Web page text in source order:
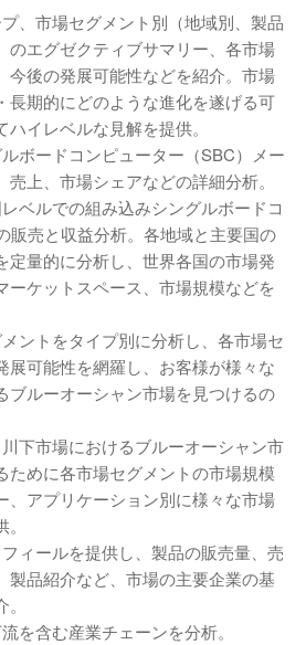
、市場セグメント別（地域別、製品
のエグゼクティブサマリー、各市場
今後の発展可能性などを紹介。市場
長期的にどのような進化を遂げる可
イレベルな見解を提供。
ボードコンピューター（SBC）メー
上、市場シェアなどの詳細分析。
ベルでの組み込みシングルボードコ
販売と収益分析。各地域と主要国の
定量的に分析し、世界各国の市場発
ーケットスペース、市場規模などを
ントをタイプ別に分析し、各市場セ
展可能性を網羅し、お客様が様々な
ブルーオーシャン市場を見つけるの
下市場におけるブルーオーシャン市
ために各市場セグメントの市場規模
、アプリケーション別に様々な市場
ィールを提供し、製品の販売量、売
製品紹介など、市場の主要企業の基
を含む産業チェーンを分析。